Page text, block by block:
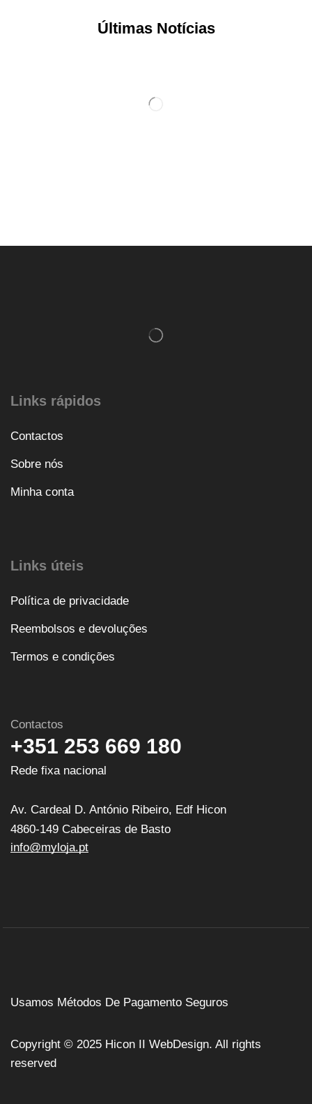
Últimas Notícias
Links rápidos
Contactos
Sobre nós
Minha conta
Links úteis
Política de privacidade
Reembolsos e devoluções
Termos e condições
Contactos
+351 253 669 180
Rede fixa nacional
Av. Cardeal D. António Ribeiro, Edf Hicon
4860-149 Cabeceiras de Basto
info@myloja.pt
Usamos Métodos De Pagamento Seguros
Copyright © 2025 Hicon II WebDesign. All rights
reserved